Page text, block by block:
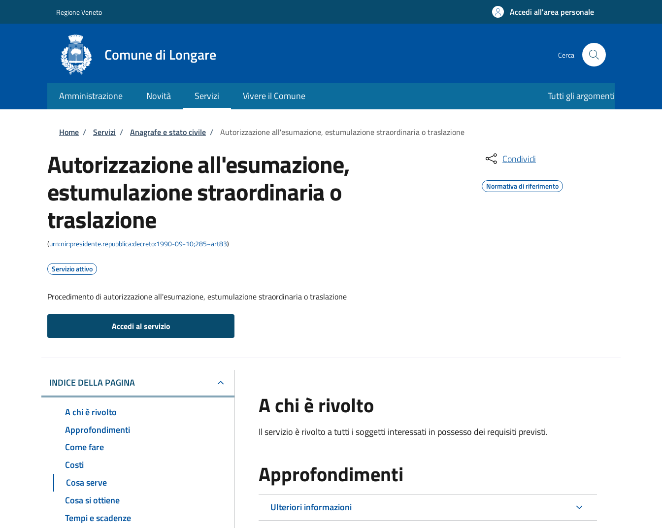
Regione Veneto Accedi all'area personale
Comune di Longare Cerca
Amministrazione Novità Servizi Vivere il Comune Tutti gli argomenti
Briciole di pane
Home / Servizi / Anagrafe e stato civile / Autorizzazione all'esumazione, estumulazione straordinaria o traslazione
Autorizzazione all'esumazione,
estumulazione straordinaria o
traslazione
(urn:nir:presidente.repubblica:decreto:1990-09-10;285~art83)
Servizio attivo
Procedimento di autorizzazione all'esumazione, estumulazione straordinaria o traslazione
Accedi al servizio
Condividi
Normativa di riferimento
INDICE DELLA PAGINA
A chi è rivolto
Approfondimenti
Come fare
Costi
Cosa serve
Cosa si ottiene
Tempi e scadenze
A chi è rivolto
Il servizio è rivolto a tutti i soggetti interessati in possesso dei requisiti previsti.
Approfondimenti
Ulteriori informazioni